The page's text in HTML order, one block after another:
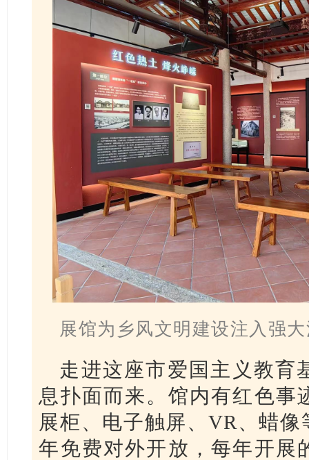
展馆为乡风文明建设注入强
走进这座市爱国主义教育
息扑面而来。馆内有红色事
展柜、电子触屏、VR、蜡
年免费对外开放，每年开展